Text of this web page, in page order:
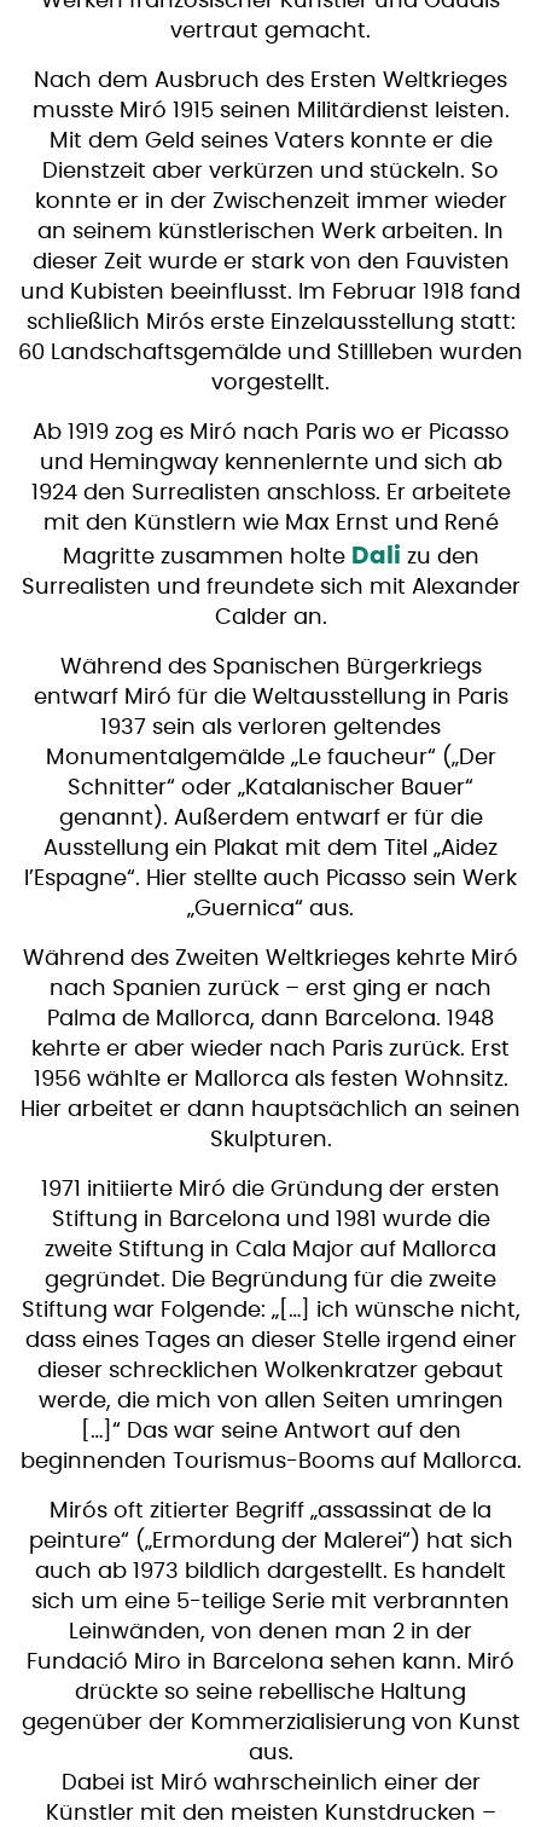
vertraut gemacht.
Nach dem Ausbruch des Ersten Weltkrieges
musste Miró 1915 seinen Militärdienst leisten.
Mit dem Geld seines Vaters konnte er die
Dienstzeit aber verkürzen und stückeln. So
konnte er in der Zwischenzeit immer wieder
an seinem künstlerischen Werk arbeiten. In
dieser Zeit wurde er stark von den Fauvisten
und Kubisten beeinflusst. Im Februar 1918 fand
schließlich Mirós erste Einzelausstellung statt:
60 Landschaftsgemälde und Stillleben wurden
vorgestellt.
Ab 1919 zog es Miró nach Paris wo er Picasso
und Hemingway kennenlernte und sich ab
1924 den Surrealisten anschloss. Er arbeitete
mit den Künstlern wie Max Ernst und René
Magritte zusammen holte Dali zu den
Surrealisten und freundete sich mit Alexander
Calder an.
Während des Spanischen Bürgerkriegs
entwarf Miró für die Weltausstellung in Paris
1937 sein als verloren geltendes
Monumentalgemälde „Le faucheur“ („Der
Schnitter“ oder „Katalanischer Bauer“
genannt). Außerdem entwarf er für die
Ausstellung ein Plakat mit dem Titel „Aidez
l’Espagne“. Hier stellte auch Picasso sein Werk
„Guernica“ aus.
Während des Zweiten Weltkrieges kehrte Miró
nach Spanien zurück – erst ging er nach
Palma de Mallorca, dann Barcelona. 1948
kehrte er aber wieder nach Paris zurück. Erst
1956 wählte er Mallorca als festen Wohnsitz.
Hier arbeitet er dann hauptsächlich an seinen
Skulpturen.
1971 initiierte Miró die Gründung der ersten
Stiftung in Barcelona und 1981 wurde die
zweite Stiftung in Cala Major auf Mallorca
gegründet. Die Begründung für die zweite
Stiftung war Folgende: „[…] ich wünsche nicht,
dass eines Tages an dieser Stelle irgend einer
dieser schrecklichen Wolkenkratzer gebaut
werde, die mich von allen Seiten umringen
[…]“ Das war seine Antwort auf den
beginnenden Tourismus-Booms auf Mallorca.
Mirós oft zitierter Begriff „assassinat de la
peinture“ („Ermordung der Malerei“) hat sich
auch ab 1973 bildlich dargestellt. Es handelt
sich um eine 5-teilige Serie mit verbrannten
Leinwänden, von denen man 2 in der
Fundació Miro in Barcelona sehen kann. Miró
drückte so seine rebellische Haltung
gegenüber der Kommerzialisierung von Kunst
aus.
Dabei ist Miró wahrscheinlich einer der
Künstler mit den meisten Kunstdrucken –